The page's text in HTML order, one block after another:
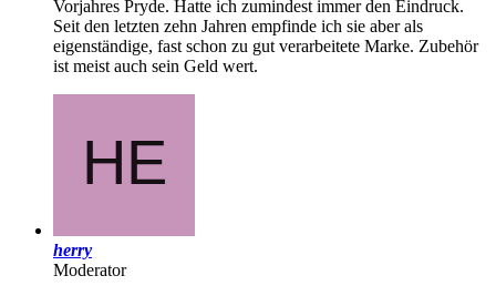
Vorjahres Pryde. Hatte ich zumindest immer den Eindruck.
Seit den letzten zehn Jahren empfinde ich sie aber als
eigenständige, fast schon zu gut verarbeitete Marke. Zubehör
ist meist auch sein Geld wert.
herry
Moderator